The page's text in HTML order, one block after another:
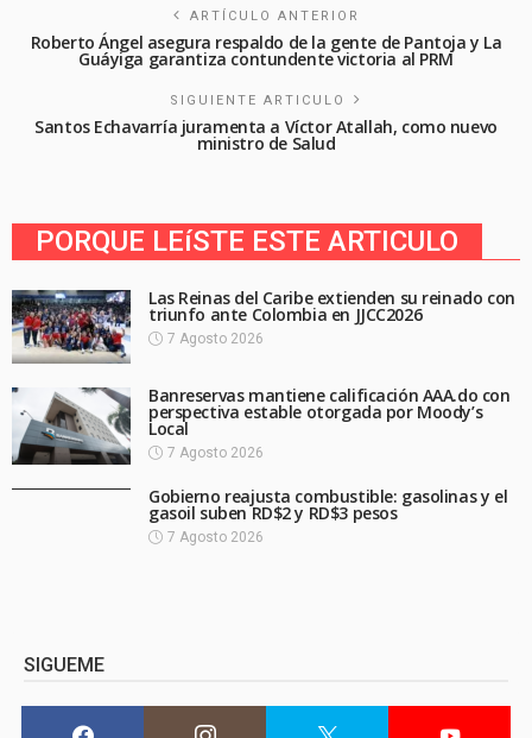
ARTÍCULO ANTERIOR
Roberto Ángel asegura respaldo de la gente de Pantoja y La
Guáyiga garantiza contundente victoria al PRM
SIGUIENTE ARTICULO
Santos Echavarría juramenta a Víctor Atallah, como nuevo
ministro de Salud
PORQUE LEíSTE ESTE ARTICULO
Las Reinas del Caribe extienden su reinado con
triunfo ante Colombia en JJCC2026
7 Agosto 2026
Banreservas mantiene calificación AAA.do con
perspectiva estable otorgada por Moody’s
Local
7 Agosto 2026
Gobierno reajusta combustible: gasolinas y el
gasoil suben RD$2 y RD$3 pesos
7 Agosto 2026
SIGUEME